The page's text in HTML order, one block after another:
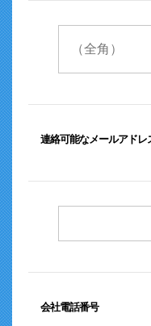
連絡可能なメールアドレ
会社電話番号